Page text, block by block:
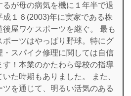
るが母の病気を機に１年半で退
成１６(2003)年に実家である株
後屋ワケスポーツを継ぐ。 最も
ポーツはやっぱり野球。特にグ
・スパイク修理に関しては自信
す！本業のかたわら母校の指導
いた時期もありました。 また、
ツを通じて、明るい活気のある